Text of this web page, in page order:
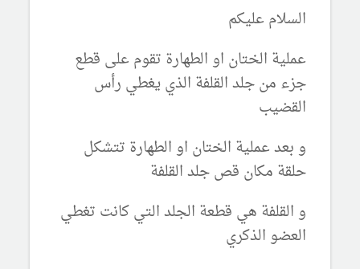
السلام عليكم
عملية الختان او الطهارة تقوم على قطع
جزء من جلد القلفة الذي يغطي رأس
القضيب
و بعد عملية الختان او الطهارة تتشكل
حلقة مكان قص جلد القلفة
و القلفة هي قطعة الجلد التي كانت تغطي
العضو الذكري